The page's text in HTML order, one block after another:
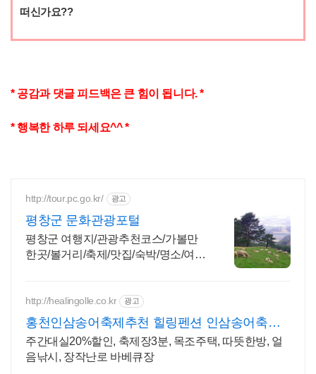
떠신가요??
* 공감과 댓글 피드백은 큰 힘이 됩니다. *
* 행복한 하루 되세요^^ *
http://tour.pc.go.kr/ 광고
평창군 문화관광포털
평창군 여행지/관광추천코스/가볼만
한곳/볼거리/축제/맛집/숙박/명소/여행
http://healingolle.co.kr 광고
홍천인삼송어축제추천 힐링펜션 인삼송어축제
장4분거리
주간대실20%할인, 축제장3분, 목조주택, 따뜻한방, 얼
음낚시, 장작난로 바베큐장